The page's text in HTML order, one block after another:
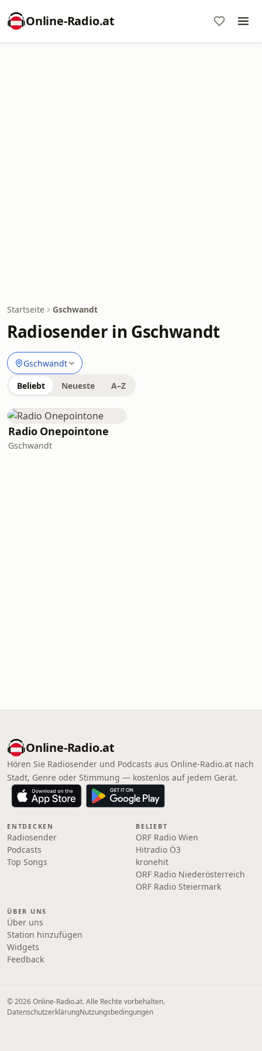
Online‑Radio.at
Startseite Gschwandt
Radiosender in Gschwandt
Gschwandt
Beliebt Neueste A–Z
Radio Onepointone
Gschwandt
Online‑Radio.at
Hören Sie Radiosender und Podcasts aus Online‑Radio.at nach
Stadt, Genre oder Stimmung — kostenlos auf jedem Gerät.
ENTDECKEN
Radiosender
Podcasts
Top Songs
BELIEBT
ORF Radio Wien
Hitradio Ö3
kronehit
ORF Radio Niederösterreich
ORF Radio Steiermark
ÜBER UNS
Über uns
Station hinzufügen
Widgets
Feedback
© 2026 Online‑Radio.at. Alle Rechte vorbehalten.
DatenschutzerklärungNutzungsbedingungen